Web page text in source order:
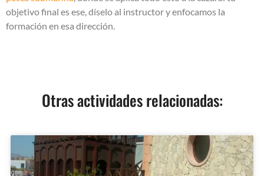
objetivo final es ese, díselo al instructor y enfocamos la
formación en esa dirección.
Otras actividades relacionadas: